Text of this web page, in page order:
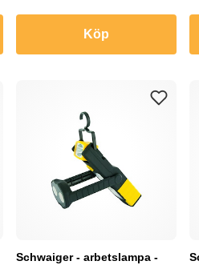
Köp
Schwaiger - arbetslampa -